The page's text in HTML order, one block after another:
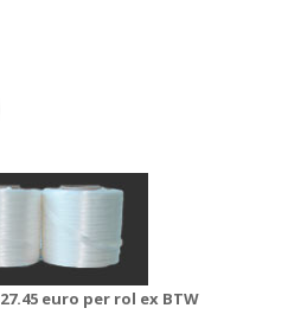
27.45 euro per rol ex BTW